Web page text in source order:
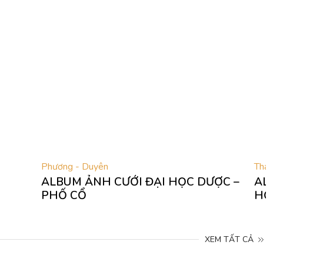
Phương - Duyên
ALBUM ẢNH CƯỚI ĐẠI HỌC DƯỢC –
PHỐ CỔ
Thái Tân - Nguyên
ALBUM ẢNH
HỒNG &
XEM TẤT CẢ